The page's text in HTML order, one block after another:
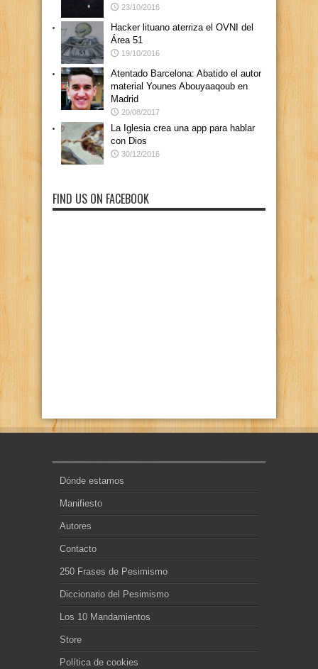
23/10/2016
Hacker lituano aterriza el OVNI del
Área 51
19/10/2016
Atentado Barcelona: Abatido el autor
material Younes Abouyaaqoub en
Madrid
20/08/2017
La Iglesia crea una app para hablar
con Dios
30/12/2016
FIND US ON FACEBOOK
Dónde estamos
Manifiesto
Autores
Contacto
250 Frases de Pesimismo
Diccionario del Pesimismo
Los 10 Mandamientos
Store
Política de cookies